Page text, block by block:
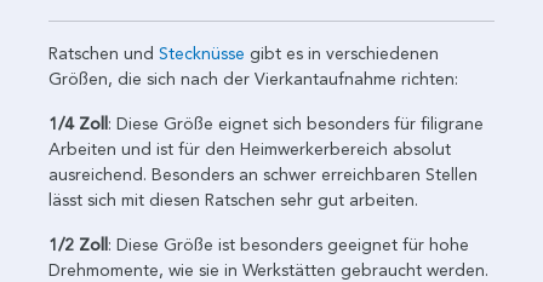
Ratschen und Stecknüsse gibt es in verschiedenen
Größen, die sich nach der Vierkantaufnahme richten:
1/4 Zoll : Diese Größe eignet sich besonders für filigrane
Arbeiten und ist für den Heimwerkerbereich absolut
ausreichend. Besonders an schwer erreichbaren Stellen
lässt sich mit diesen Ratschen sehr gut arbeiten.
1/2 Zoll : Diese Größe ist besonders geeignet für hohe
Drehmomente, wie sie in Werkstätten gebraucht werden.